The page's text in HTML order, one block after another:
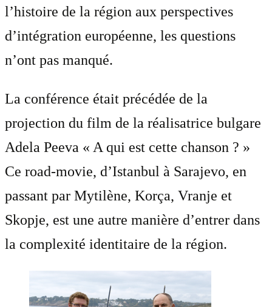
l’histoire de la région aux perspectives
d’intégration européenne, les questions
n’ont pas manqué.
La conférence était précédée de la
projection du film de la réalisatrice bulgare
Adela Peeva « A qui est cette chanson ? »
Ce road-movie, d’Istanbul à Sarajevo, en
passant par Mytilène, Korça, Vranje et
Skopje, est une autre manière d’entrer dans
la complexité identitaire de la région.